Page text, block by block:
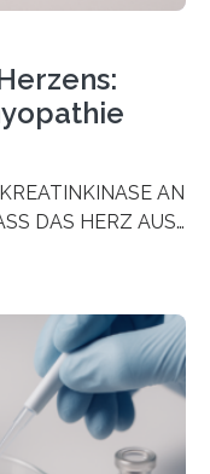
AN
DAS HERZ AUS
bei
(HCM) versagen
der
Würzburg. Die